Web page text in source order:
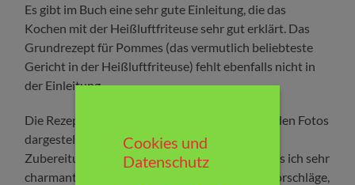
Es gibt im Buch eine sehr gute Einleitung, die das
Kochen mit der Heißluftfriteuse sehr gut erklärt. Das
Grundrezept für Pommes (das vermutlich beliebteste
Gericht in der Heißluftfriteuse) fehlt ebenfalls nicht in
der Einleitung.
Die Rezepte sind übersichtlich mit ansprechenden Fotos
dargestellt. Portionsgröße, Vorbereitungs- und
Zubereitungszeit sind ebenfalls angegeben. Was ich sehr
charmant finde, sind die Tipps und Variationsvorschläge,
Cookies und
Datenschutz